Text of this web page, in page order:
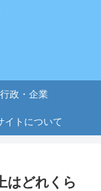
行政・企業
イトについて
はどれくら